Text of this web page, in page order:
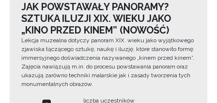
JAK POWSTAWAŁY PANORAMY?
SZTUKA ILUZJI XIX. WIEKU JAKO
„KINO PRZED KINEM” (NOWOŚĆ)
Lekcja muzealna dotyczy panoram XIX. wieku jako wyjątkowego
zjawiska łączącego sztukę, naukę i iluzję, które stanowiło formę
immersyjnego doświadczenia nazywanego „kinem przed kinem”.
Zajęcia nawiązują m.in. do procesu powstawania panoram oraz
ukazują zarówno techniki malarskie jak i zasady tworzenia tych
monumentalnych obrazów.
liczba uczestników